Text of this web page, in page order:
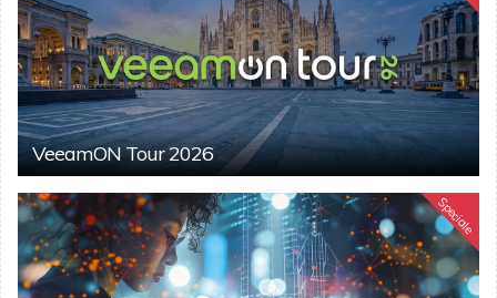
VeeamON Tour 2026
Speciale